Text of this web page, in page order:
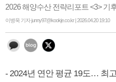
2026 해양수산 전략리포트 <3> 기
이병욱 기자 junny97@kookje.co.kr | 2026.04.20 19:10
- 2024년 연안 평균 19도… 최